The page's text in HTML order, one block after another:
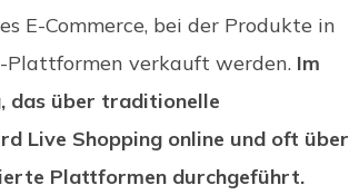
E-Commerce, bei der Produkte in
verkauft werden. Im
das über traditionelle
Live Shopping online und oft über
Plattformen durchgeführt.